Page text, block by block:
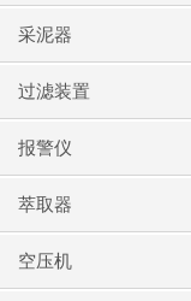
采泥器
过滤装置
报警仪
萃取器
空压机